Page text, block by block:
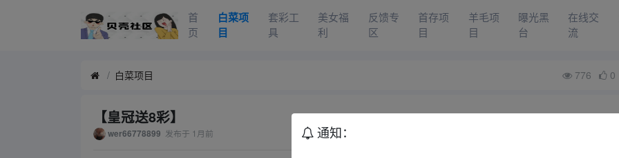
首
页
白菜项
目
套彩工
具
美女福
利
反馈专
区
首存项
目
羊毛项
目
曝光黑
台
在线交
流
白菜项目 776 0
【皇冠送8彩】
wer66778899 发布于 1月前 通知：